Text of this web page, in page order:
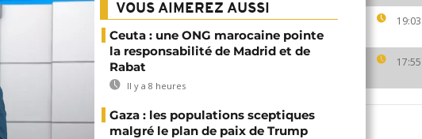
19:03
17:55
VOUS AIMEREZ AUSSI
Ceuta : une ONG marocaine pointe
la responsabilité de Madrid et de
Rabat
Il y a 8 heures
Gaza : les populations sceptiques
malgré le plan de paix de Trump